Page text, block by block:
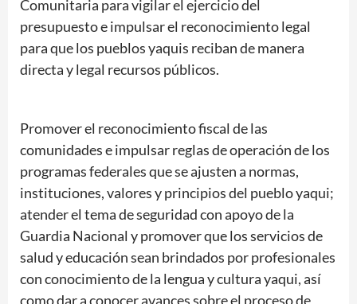
Comunitaria para vigilar el ejercicio del
presupuesto e impulsar el reconocimiento legal
para que los pueblos yaquis reciban de manera
directa y legal recursos públicos.
Promover el reconocimiento fiscal de las
comunidades e impulsar reglas de operación de los
programas federales que se ajusten a normas,
instituciones, valores y principios del pueblo yaqui;
atender el tema de seguridad con apoyo de la
Guardia Nacional y promover que los servicios de
salud y educación sean brindados por profesionales
con conocimiento de la lengua y cultura yaqui, así
como dar a conocer avances sobre el proceso de